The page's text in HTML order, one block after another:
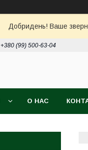
Добридень! Ваше
+380 (99) 500-63-04
О НАС